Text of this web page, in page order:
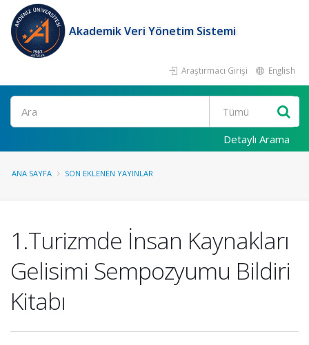
Akademik Veri Yönetim Sistemi
Araştırmacı Girişi English
Ara
Detaylı Arama
ANA SAYFA SON EKLENEN YAYINLAR
1.Turizmde İnsan Kaynakları
Gelisimi Sempozyumu Bildiri
Kitabı